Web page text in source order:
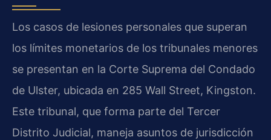
Los casos de lesiones personales que superan
los límites monetarios de los tribunales menores
se presentan en la Corte Suprema del Condado
de Ulster, ubicada en 285 Wall Street, Kingston.
Este tribunal, que forma parte del Tercer
Distrito Judicial, maneja asuntos de jurisdicción